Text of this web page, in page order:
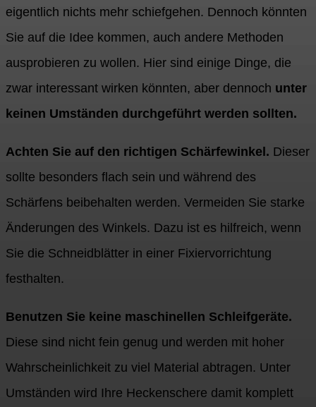
eigentlich nichts mehr schiefgehen. Dennoch könnten
Sie auf die Idee kommen, auch andere Methoden
ausprobieren zu wollen. Hier sind einige Dinge, die
zwar interessant wirken könnten, aber dennoch unter
keinen Umständen durchgeführt werden sollten.
Achten Sie auf den richtigen Schärfewinkel. Dieser
sollte besonders flach sein und während des
Schärfens beibehalten werden. Vermeiden Sie starke
Änderungen des Winkels. Dazu ist es hilfreich, wenn
Sie die Schneidblätter in einer Fixiervorrichtung
festhalten.
Benutzen Sie keine maschinellen Schleifgeräte.
Diese sind nicht fein genug und werden mit hoher
Wahrscheinlichkeit zu viel Material abtragen. Unter
Umständen wird Ihre Heckenschere damit komplett